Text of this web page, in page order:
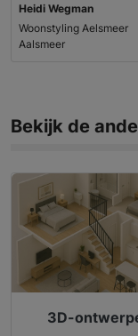
Heidi Wegman
Woonstyling Aelsmeer
Aalsmeer
Bekijk de
3D-